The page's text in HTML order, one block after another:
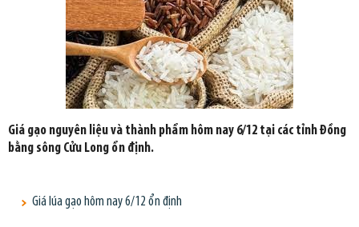
Giá gạo nguyên liệu và thành phẩm hôm nay 6/12 tại các tỉnh Đồng
bằng sông Cửu Long ổn định.
Giá lúa gạo hôm nay 6/12 ổn định